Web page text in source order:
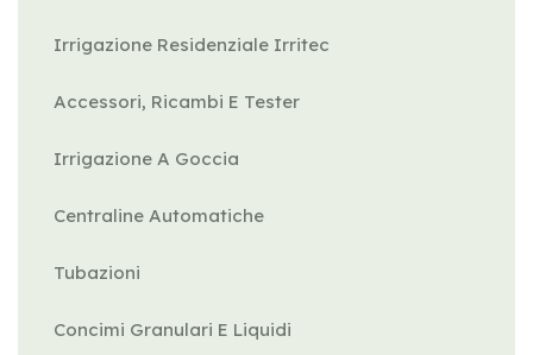
Irrigazione Residenziale Irritec
Accessori, Ricambi E Tester
Irrigazione A Goccia
Centraline Automatiche
Tubazioni
Concimi Granulari E Liquidi